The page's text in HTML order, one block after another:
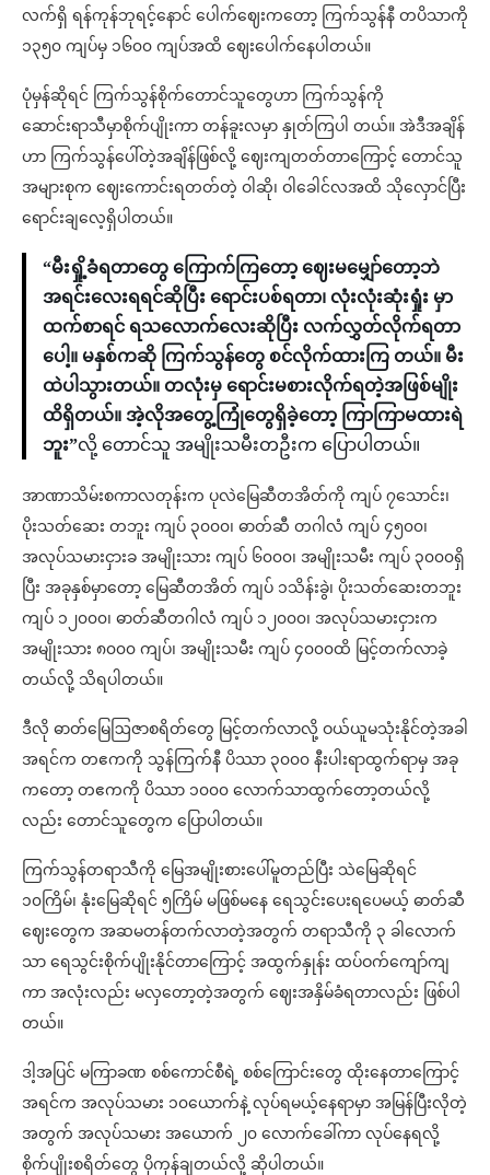
လက်ရှိ ရန်ကုန်ဘုရင့်နောင် ပေါက်ဈေးကတော့ ကြက်သွန်နီ တပိသာကို
၁၃၅၀ ကျပ်မှ ၁၆၀၀ ကျပ်အထိ ဈေးပေါက်နေပါတယ်။
ပုံမှန်ဆိုရင် ကြက်သွန်စိုက်တောင်သူတွေဟာ ကြက်သွန်ကို
ဆောင်းရာသီမှာစိုက်ပျိုးကာ တန်ခူးလမှာ နှုတ်ကြပါ တယ်။ အဲဒီအချိန်
ဟာ ကြက်သွန်ပေါ်တဲ့အချိန်ဖြစ်လို့ ဈေးကျတတ်တာကြောင့် တောင်သူ
အများစုက ဈေးကောင်းရတတ်တဲ့ ဝါဆို၊ ဝါခေါင်လအထိ သိုလှောင်ပြီး
ရောင်းချလေ့ရှိပါတယ်။
“မီးရှို့ခံရတာတွေ ကြောက်ကြတော့ ဈေးမမျှော်တော့ဘဲ
အရင်းလေးရရင်ဆိုပြီး ရောင်းပစ်ရတာ၊ လုံးလုံးဆုံးရှုံး မှာ
ထက်စာရင် ရသလောက်လေးဆိုပြီး လက်လွှတ်လိုက်ရတာ
ပေါ့။ မနှစ်က‌ဆို ကြက်သွန်တွေ စင်လိုက်ထားကြ တယ်။ မီး
ထဲပါသွားတယ်။ တလုံးမှ ရောင်းမစားလိုက်ရတဲ့အဖြစ်မျိုး
ထိရှိတယ်။ အဲ့လိုအတွေ့ကြုံတွေရှိခဲ့တော့ ကြာကြာမထားရဲ
ဘူး”လို့ တောင်သူ အမျိုးသမီးတဦးက ပြောပါတယ်။
အာဏာသိမ်းစကာလတုန်းက ပုလဲမြေဆီတအိတ်ကို ကျပ် ၇သောင်း၊
ပိုးသတ်ဆေး တဘူး ကျပ် ၃၀၀၀၊ ဓာတ်ဆီ တဂါလံ ကျပ် ၄၅၀၀၊
အလုပ်သမားငှားခ အမျိုးသား ကျပ် ၆၀၀၀၊ အမျိုးသမီး ကျပ် ၃၀၀၀ရှိ
ပြီး အခုနှစ်မှာတော့ မြေဆီတအိတ် ကျပ် ၁သိန်းခွဲ၊ ပိုးသတ်ဆေးတဘူး
ကျပ် ၁၂၀၀၀၊ ဓာတ်ဆီတဂါလံ ကျပ် ၁၂၀၀၀၊ အလုပ်သမားငှားက
အမျိုးသား ၈၀၀၀ ကျပ်၊ အမျိုးသမီး ကျပ် ၄၀၀၀ထိ ‌မြင့်တက်လာခဲ့
တယ်လို့ သိရပါတယ်။
ဒီလို ဓာတ်မြေဩဇာစရိတ်တွေ မြင့်တက်လာလို့ ဝယ်ယူမသုံးနိုင်တဲ့အခါ
အရင်က တဧကကို သွန်ကြက်နီ ပိဿာ ၃၀၀၀ နီးပါးရာထွက်ရာမှ အခု
ကတော့ တဧကကို ပိဿာ ၁၀၀၀ လောက်သာထွက်တော့တယ်လို့
လည်း တောင်သူတွေက ပြောပါတယ်။
ကြက်သွန်တရာသီကို မြေအမျိုးစားပေါ်မူတည်ပြီး သဲမြေဆိုရင်
၁၀ကြိမ်၊ နုံးမြေဆိုရင် ၅ကြိမ် မဖြစ်မနေ ရေသွင်းပေးရပေမယ့် ဓာတ်ဆီ
ဈေးတွေက အဆမတန်တက်လာတဲ့အတွက် တရာသီကို ၃ ခါလောက်
သာ ရေသွင်းစိုက်ပျိုးနိုင်တာကြောင့် အထွက်နှုန်း ထပ်ဝက်ကျော်ကျ
ကာ အလုံးလည်း မလှတော့တဲ့အတွက် ဈေးအနှိမ်ခံရတာလည်း ဖြစ်ပါ
တယ်။
ဒါ့အပြင် မကြာခဏ စစ်ကောင်စီရဲ့ စစ်ကြောင်းတွေ ထိုးနေတာကြောင့်
အရင်က အလုပ်သမား ၁၀ယောက်နဲ့ လုပ်ရမယ့်နေရာမှာ အမြန်ပြီးလိုတဲ့
အတွက် အလုပ်သမား အယောက် ၂၀ လောက်ခေါ်ကာ လုပ်နေရလို့
စိုက်ပျိုးစရိတ်တွေ ပိုကုန်ချတယ်လို့ ဆိုပါတယ်။